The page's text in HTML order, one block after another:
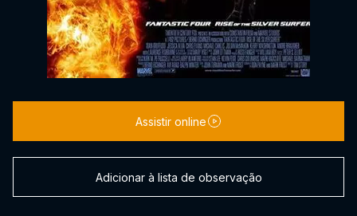
Assistir online
Adicionar à lista de observação